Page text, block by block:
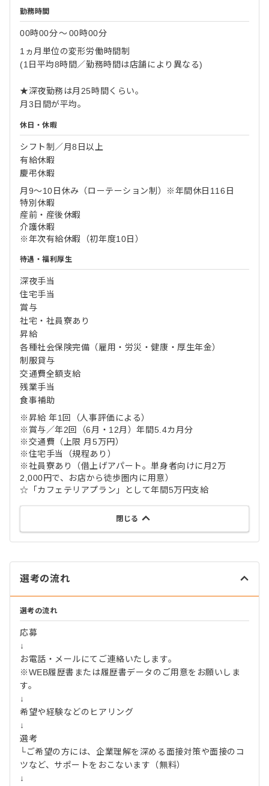
勤務時間
00時00分〜00時00分
1ヵ月単位の変形労働時間制
(1日平均8時間／勤務時間は店舗により異なる)
★深夜勤務は月25時間くらい。
月3日間が平均。
休日・休暇
シフト制／月8日以上
有給休暇
慶弔休暇
月9～10日休み（ローテーション制）※年間休日116日
特別休暇
産前・産後休暇
介護休暇
※年次有給休暇（初年度10日）
待遇・福利厚生
深夜手当
住宅手当
賞与
社宅・社員寮あり
昇給
各種社会保険完備（雇用・労災・健康・厚生年金）
制服貸与
交通費全額支給
残業手当
食事補助
※昇給 年1回（人事評価による）
※賞与／年2回（6月・12月）年間5.4カ月分
※交通費（上限 月5万円）
※住宅手当（規程あり）
※社員寮あり（借上げアパート。単身者向けに月2万
2,000円で、お店から徒歩圏内に用意）
☆「カフェテリアプラン」として年間5万円支給
閉じる
選考の流れ
選考の流れ
応募
↓
お電話・メールにてご連絡いたします。
※WEB履歴書または履歴書データのご用意をお願いしま
す。
↓
希望や経験などのヒアリング
↓
選考
└ご希望の方には、企業理解を深める面接対策や面接のコ
ツなど、サポートをおこないます（無料）
↓